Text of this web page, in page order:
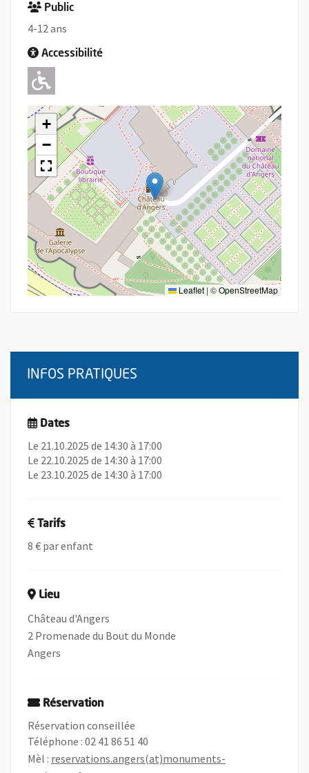
Public
4-12 ans
Accessibilité
Adapté pour l'handicap Moteur
+
−
Leaflet | ©OpenStreetMap
INFOS PRATIQUES
Dates
Le 21.10.2025 de 14:30 à 17:00
Le 22.10.2025 de 14:30 à 17:00
Le 23.10.2025 de 14:30 à 17:00
Tarifs
8 € par enfant
Lieu
Château d'Angers
2 Promenade du Bout du Monde
Angers
Réservation
Réservation conseillée
Téléphone : 02 41 86 51 40
Mèl : reservations.angers(at)monuments-